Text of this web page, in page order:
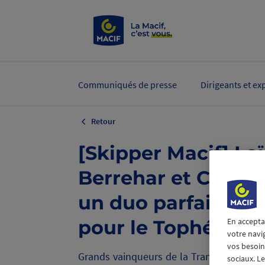
Communiqués de presse Dirigeants et
Retour
[Skipper Macif]
Berrehar et
un duo
pour le Tophée
Grands vainqueurs de la Transat Paprec
En
votre
vos
sociaux.